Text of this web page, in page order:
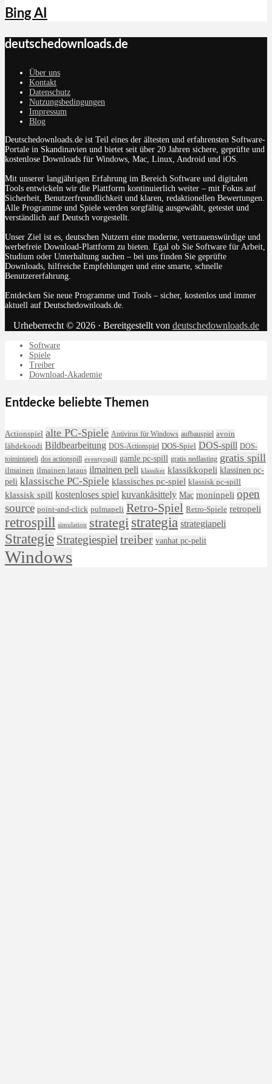
Bing AI
deutschedownloads.de
Über uns
Kontakt
Datenschutz
Nutzungsbedingungen
Impressum
Blog
Deutschedownloads.de ist Teil eines der ältesten und erfahrensten Software-
Portale in Skandinavien und bietet seit über 20 Jahren sichere, geprüfte und
kostenlose Downloads für Windows, Mac, Linux, Android und iOS.
Mit unserer langjährigen Erfahrung im Bereich Software und digitalen
Tools entwickeln wir die Plattform kontinuierlich weiter – mit Fokus auf
Sicherheit, Benutzerfreundlichkeit und klaren, redaktionellen Bewertungen.
Alle Programme und Spiele werden sorgfältig ausgewählt, getestet und
verständlich auf Deutsch vorgestellt.
Unser Ziel ist es, deutschen Nutzern eine moderne, vertrauenswürdige und
werbefreie Download-Plattform zu bieten. Egal ob Sie Software für Arbeit,
Studium oder Unterhaltung suchen – bei uns finden Sie geprüfte
Downloads, hilfreiche Empfehlungen und eine smarte, schnelle
Benutzererfahrung.
Entdecken Sie neue Programme und Tools – sicher, kostenlos und immer
aktuell auf Deutschedownloads.de.
Urheberrecht © 2026 · Bereitgestellt von deutschedownloads.de
Software
Spiele
Treiber
Download-Akademie
Entdecke beliebte Themen
Actionspiel alte PC-Spiele Antivirus für Windows aufbauspiel avoin
lähdekoodi Bildbearbeitung DOS-Actionspiel DOS-Spiel DOS-spill DOS-
toimintapeli dos actionspill eventyrspill gamle pc-spill gratis nedlasting gratis spill
ilmainen ilmainen lataus ilmainen peli klassiker klassikkopeli klassinen pc-
peli klassische PC-Spiele klassisches pc-spiel klassisk pc-spill
klassisk spill kostenloses spiel kuvankäsittely Mac moninpeli open
source point-and-click pulmapeli Retro-Spiel Retro-Spiele retropeli
retrospill simulation strategi strategia strategiapeli
Strategie Strategiespiel treiber vanhat pc-pelit
Windows